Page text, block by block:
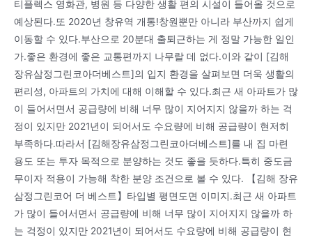
티플렉스 영화관, 병원 등 다양한 생활 편의 시설이 들어올 것으로
예상된다.또 2020년 창유역 개통!창원뿐만 아니라 부산까지 쉽게
이동할 수 있다.부산으로 20분대 출퇴근하는 게 정말 가능한 일인
가.좋은 환경에 좋은 교통편까지 나무랄 데 없다.이와 같이 [김해
장유삼정그린코아더베스트]의 입지 환경을 살펴보면 더욱 생활의
편리성, 아파트의 가치에 대해 이해할 수 있다.최근 새 아파트가 많
이 들어서면서 공급량에 비해 너무 많이 지어지지 않을까 하는 걱
정이 있지만 2021년이 되어서도 수요량에 비해 공급량이 현저히
부족하다.따라서 [김해장유삼정그린코아더베스트]를 내 집 마련
용도 또는 투자 목적으로 분양하는 것도 좋을 듯하다.특히 중도금
무이자 적용이 가능해 착한 분양 조건으로 볼 수 있다. 【김해 장유
삼정그린코어 더 베스트】타입별 평면도면 이미지.최근 새 아파트
가 많이 들어서면서 공급량에 비해 너무 많이 지어지지 않을까 하
는 걱정이 있지만 2021년이 되어서도 수요량에 비해 공급량이 현